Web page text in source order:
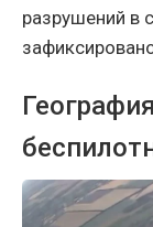
разрушений в